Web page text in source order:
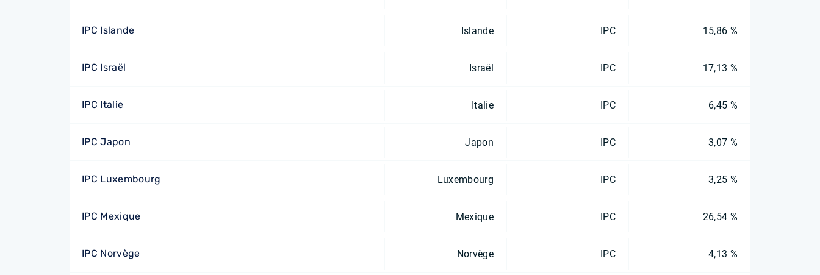
IPC Islande Islande IPC 15,86 %
IPC Israël Israël IPC 17,13 %
IPC Italie Italie IPC 6,45 %
IPC Japon Japon IPC 3,07 %
IPC Luxembourg Luxembourg IPC 3,25 %
IPC Mexique Mexique IPC 26,54 %
IPC Norvège Norvège IPC 4,13 %